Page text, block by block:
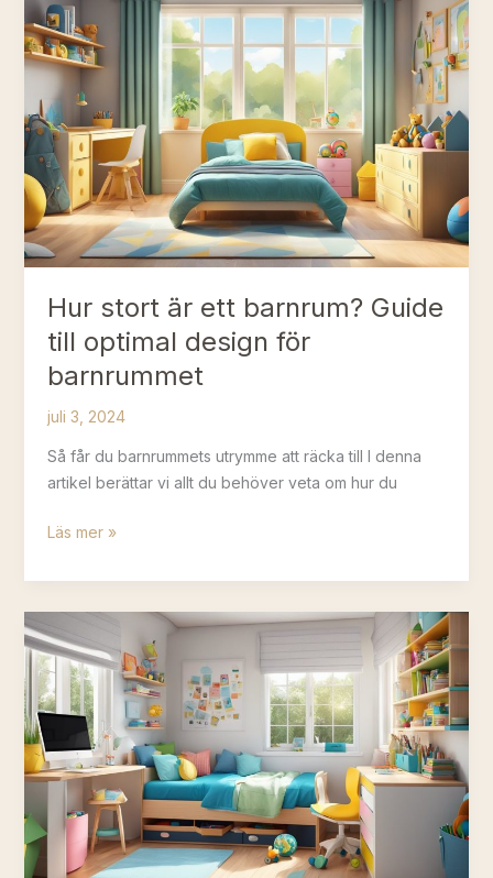
dig
mer
om
tidlösa
designprinciper
Hur stort är ett barnrum? Guide
till optimal design för
barnrummet
juli 3, 2024
Så får du barnrummets utrymme att räcka till I denna
artikel berättar vi allt du behöver veta om hur du
Hur
är
ett
barnrum?
Guide
till
optimal
design
för
barnrummet
Läs mer »